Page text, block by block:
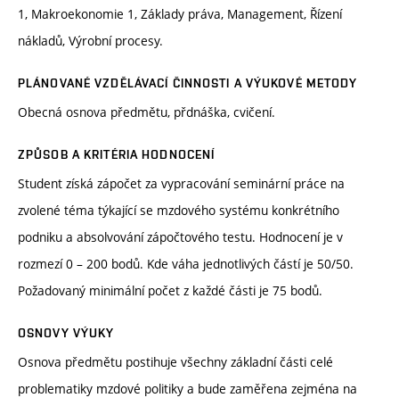
1, Makroekonomie 1, Základy práva, Management, Řízení
nákladů, Výrobní procesy.
PLÁNOVANÉ VZDĚLÁVACÍ ČINNOSTI A VÝUKOVÉ METODY
Obecná osnova předmětu, přdnáška, cvičení.
ZPŮSOB A KRITÉRIA HODNOCENÍ
Student získá zápočet za vypracování seminární práce na
zvolené téma týkající se mzdového systému konkrétního
podniku a absolvování zápočtového testu. Hodnocení je v
rozmezí 0 – 200 bodů. Kde váha jednotlivých částí je 50/50.
Požadovaný minimální počet z každé části je 75 bodů.
OSNOVY VÝUKY
Osnova předmětu postihuje všechny základní části celé
problematiky mzdové politiky a bude zaměřena zejména na